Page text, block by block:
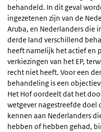
behandeld. In dit geval
ingezetenen zijn van de
Aruba, en Nederlanders die
derde land verschillend
heeft namelijk het actief en
verkiezingen van het EP,
recht niet heeft. Voor een
behandeling is een
Het Hof oordeelt dat het
wetgever nagestreefde doel
kennen aan Nederlanders
hebben of hebben gehad,